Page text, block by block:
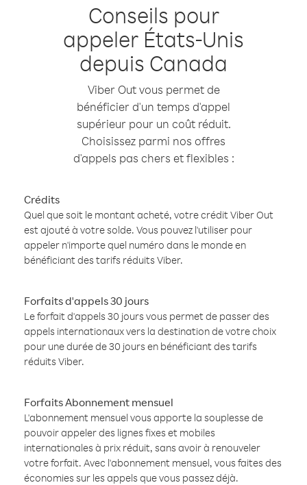
Conseils pour
appeler États-Unis
depuis Canada
Viber Out vous permet de
bénéficier d'un temps d'appel
supérieur pour un coût réduit.
Choisissez parmi nos offres
d'appels pas chers et flexibles :
Crédits
Quel que soit le montant acheté, votre crédit Viber Out
est ajouté à votre solde. Vous pouvez l'utiliser pour
appeler n'importe quel numéro dans le monde en
bénéficiant des tarifs réduits Viber.
Forfaits d'appels 30 jours
Le forfait d'appels 30 jours vous permet de passer des
appels internationaux vers la destination de votre choix
pour une durée de 30 jours en bénéficiant des tarifs
réduits Viber.
Forfaits Abonnement mensuel
L'abonnement mensuel vous apporte la souplesse de
pouvoir appeler des lignes fixes et mobiles
internationales à prix réduit, sans avoir à renouveler
votre forfait. Avec l'abonnement mensuel, vous faites des
économies sur les appels que vous passez déjà.